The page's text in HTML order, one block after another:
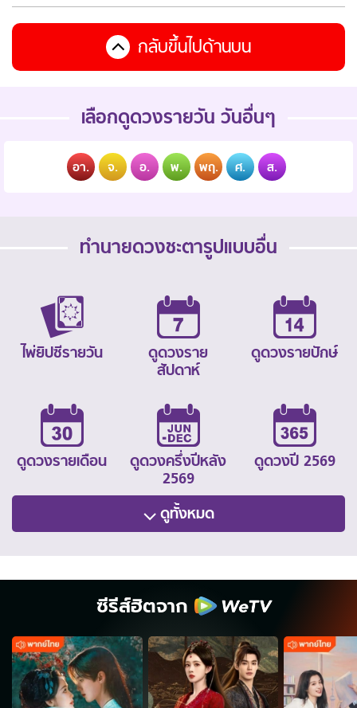
กลับขึ้นไปด้านบน
เลือกดูดวงรายวัน วันอื่นๆ
อา. จ. อ. พ. พฤ. ศ. ส.
ทำนายดวงชะตารูปแบบอื่น
ไพ่ยิปซีรายวัน
ดูดวงราย
สัปดาห์
ดูดวงรายปักษ์
ดูดวงรายเดือน
ดูดวงครึ่งปีหลัง
2569
ดูดวงปี 2569
ดูทั้งหมด
ซีรีส์ฮิตจาก